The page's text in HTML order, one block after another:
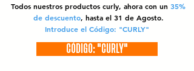
Todos nuestros productos curly, ahora con un 35%
de descuento, hasta el 31 de Agosto.
Introduce el Código: "CURLY"
CÓDIGO: "CURLY"